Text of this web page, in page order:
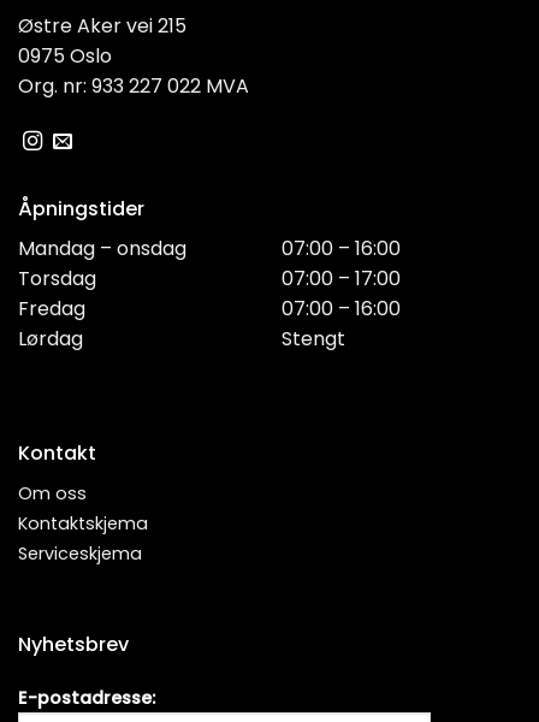
Østre Aker vei 215
0975 Oslo
Org. nr: 933 227 022 MVA
Åpningstider
Mandag – onsdag
Torsdag
Fredag
Lørdag
07:00 – 16:00
07:00 – 17:00
07:00 – 16:00
Stengt
Kontakt
Om oss
Kontaktskjema
Serviceskjema
Nyhetsbrev
E-postadresse: